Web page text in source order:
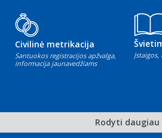
Civilinė metrikacija
Santuokos registracijos apžvalga,
informacija jaunavedžiams
Įstaigos,
Rodyti daugiau